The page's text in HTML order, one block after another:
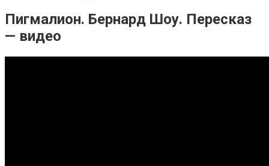
Пигмалион. Бернард Шоу. Пересказ
— видео